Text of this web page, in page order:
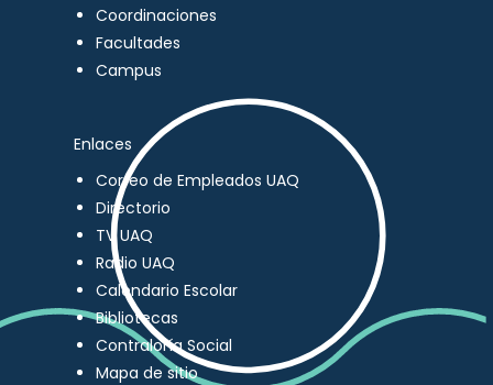
Coordinaciones
Facultades
Campus
Enlaces
Correo de Empleados UAQ
Directorio
TV UAQ
Radio UAQ
Calendario Escolar
Bibliotecas
Contraloría Social
Mapa de sitio